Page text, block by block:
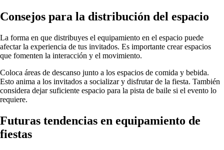
Consejos para la distribución del espacio
La forma en que distribuyes el equipamiento en el espacio puede
afectar la experiencia de tus invitados. Es importante crear espacios
que fomenten la interacción y el movimiento.
Coloca áreas de descanso junto a los espacios de comida y bebida.
Esto anima a los invitados a socializar y disfrutar de la fiesta. También
considera dejar suficiente espacio para la pista de baile si el evento lo
requiere.
Futuras tendencias en equipamiento de
fiestas